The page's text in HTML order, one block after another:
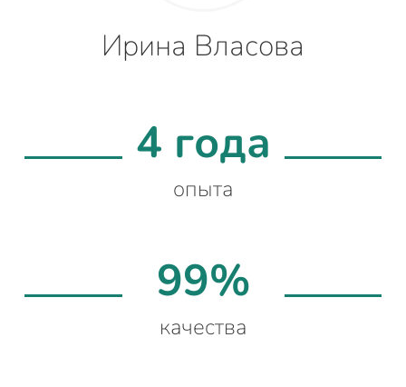
Ирина Власова
4 года
опыта
99%
качества